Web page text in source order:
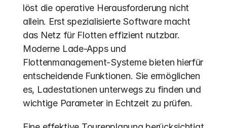
löst die operative Herausforderung nicht
allein. Erst spezialisierte Software macht
das Netz für Flotten effizient nutzbar.
Moderne Lade-Apps und
Flottenmanagement-Systeme bieten hierfür
entscheidende Funktionen. Sie ermöglichen
es, Ladestationen unterwegs zu finden und
wichtige Parameter in Echtzeit zu prüfen.